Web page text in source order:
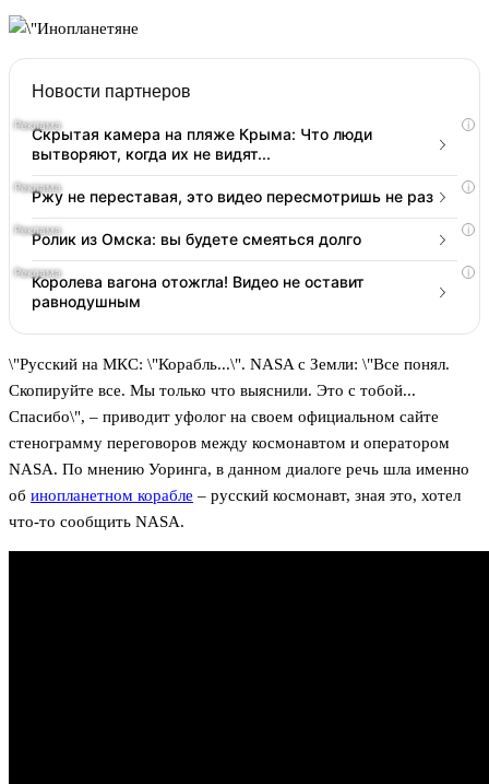
Новости партнеров
i
Скрытая камера на пляже Крыма: Что люди
вытворяют, когда их не видят...
i
Ржу не переставая, это видео пересмотришь не раз
i
Ролик из Омска: вы будете смеяться долго
i
Королева вагона отожгла! Видео не оставит
равнодушным
\"Русский на МКС: \"Корабль...\". NASA с Земли: \"Все понял.
Скопируйте все. Мы только что выяснили. Это с тобой...
Спасибо\", – приводит уфолог на своем официальном сайте
стенограмму переговоров между космонавтом и оператором
NASA. По мнению Уоринга, в данном диалоге речь шла именно
об инопланетном корабле – русский космонавт, зная это, хотел
что-то сообщить NASA.